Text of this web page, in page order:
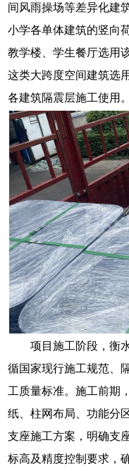
间风雨操场等差异化建
小学各单体建筑的竖向
教学楼、学生餐厅选用
这类大跨度空间建筑选
各建筑隔震层施工使用。
项目施工阶段，衡
循国家现行施工规范、
工质量标准。施工前期
纸、柱网布局、功能分
支座施工方案，明确支
标高及精度控制要求，